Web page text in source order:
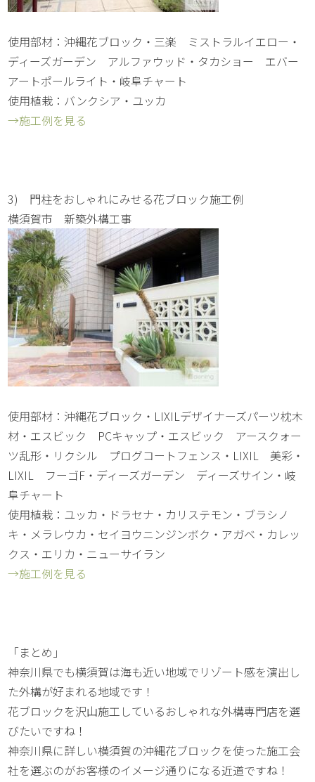
使用部材：沖縄花ブロック・三楽 ミストラルイエロー・
ディーズガーデン アルファウッド・タカショー エバー
アートポールライト・岐阜チャート
使用植栽：バンクシア・ユッカ
→施工例を見る
3) 門柱をおしゃれにみせる花ブロック施工例
横須賀市 新築外構工事
使用部材：沖縄花ブロック・LIXILデザイナーズパーツ枕木
材・エスビック PCキャップ・エスビック アースクォー
ツ乱形・リクシル プログコートフェンス・LIXIL 美彩・
LIXIL フーゴF・ディーズガーデン ディーズサイン・岐
阜チャート
使用植栽：ユッカ・ドラセナ・カリステモン・ブラシノ
キ・メラレウカ・セイヨウニンジンボク・アガベ・カレッ
クス・エリカ・ニューサイラン
→施工例を見る
「まとめ」
神奈川県でも横須賀は海も近い地域でリゾート感を演出し
た外構が好まれる地域です！
花ブロックを沢山施工しているおしゃれな外構専門店を選
びたいですね！
神奈川県に詳しい横須賀の沖縄花ブロックを使った施工会
社を選ぶのがお客様のイメージ通りになる近道ですね！